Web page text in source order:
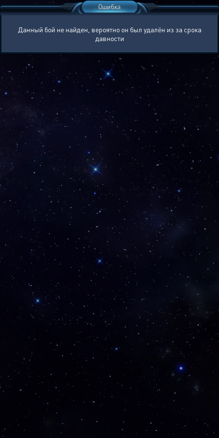
Ошибка
Данный бой не найден, вероятно он был удалён из за срока
давности